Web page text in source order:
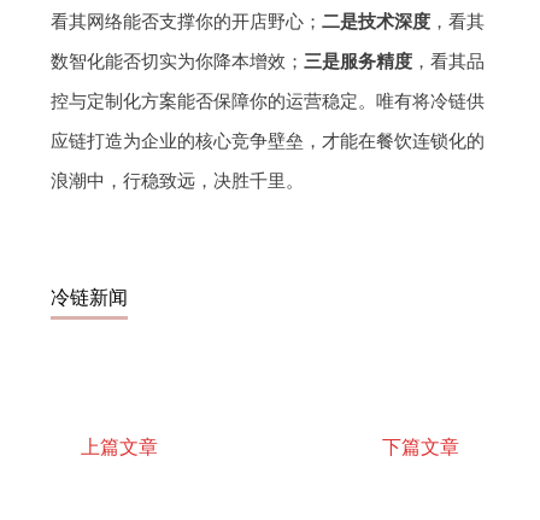
看其网络能否支撑你的开店野心；二是技术深度 ，看其
数智化能否切实为你降本增效；三是服务精度 ，看其品
控与定制化方案能否保障你的运营稳定。唯有将冷链供
应链打造为企业的核心竞争壁垒，才能在餐饮连锁化的
浪潮中，行稳致远，决胜千里。
冷链新闻
上篇文章 下篇文章